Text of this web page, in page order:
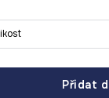
Přidat